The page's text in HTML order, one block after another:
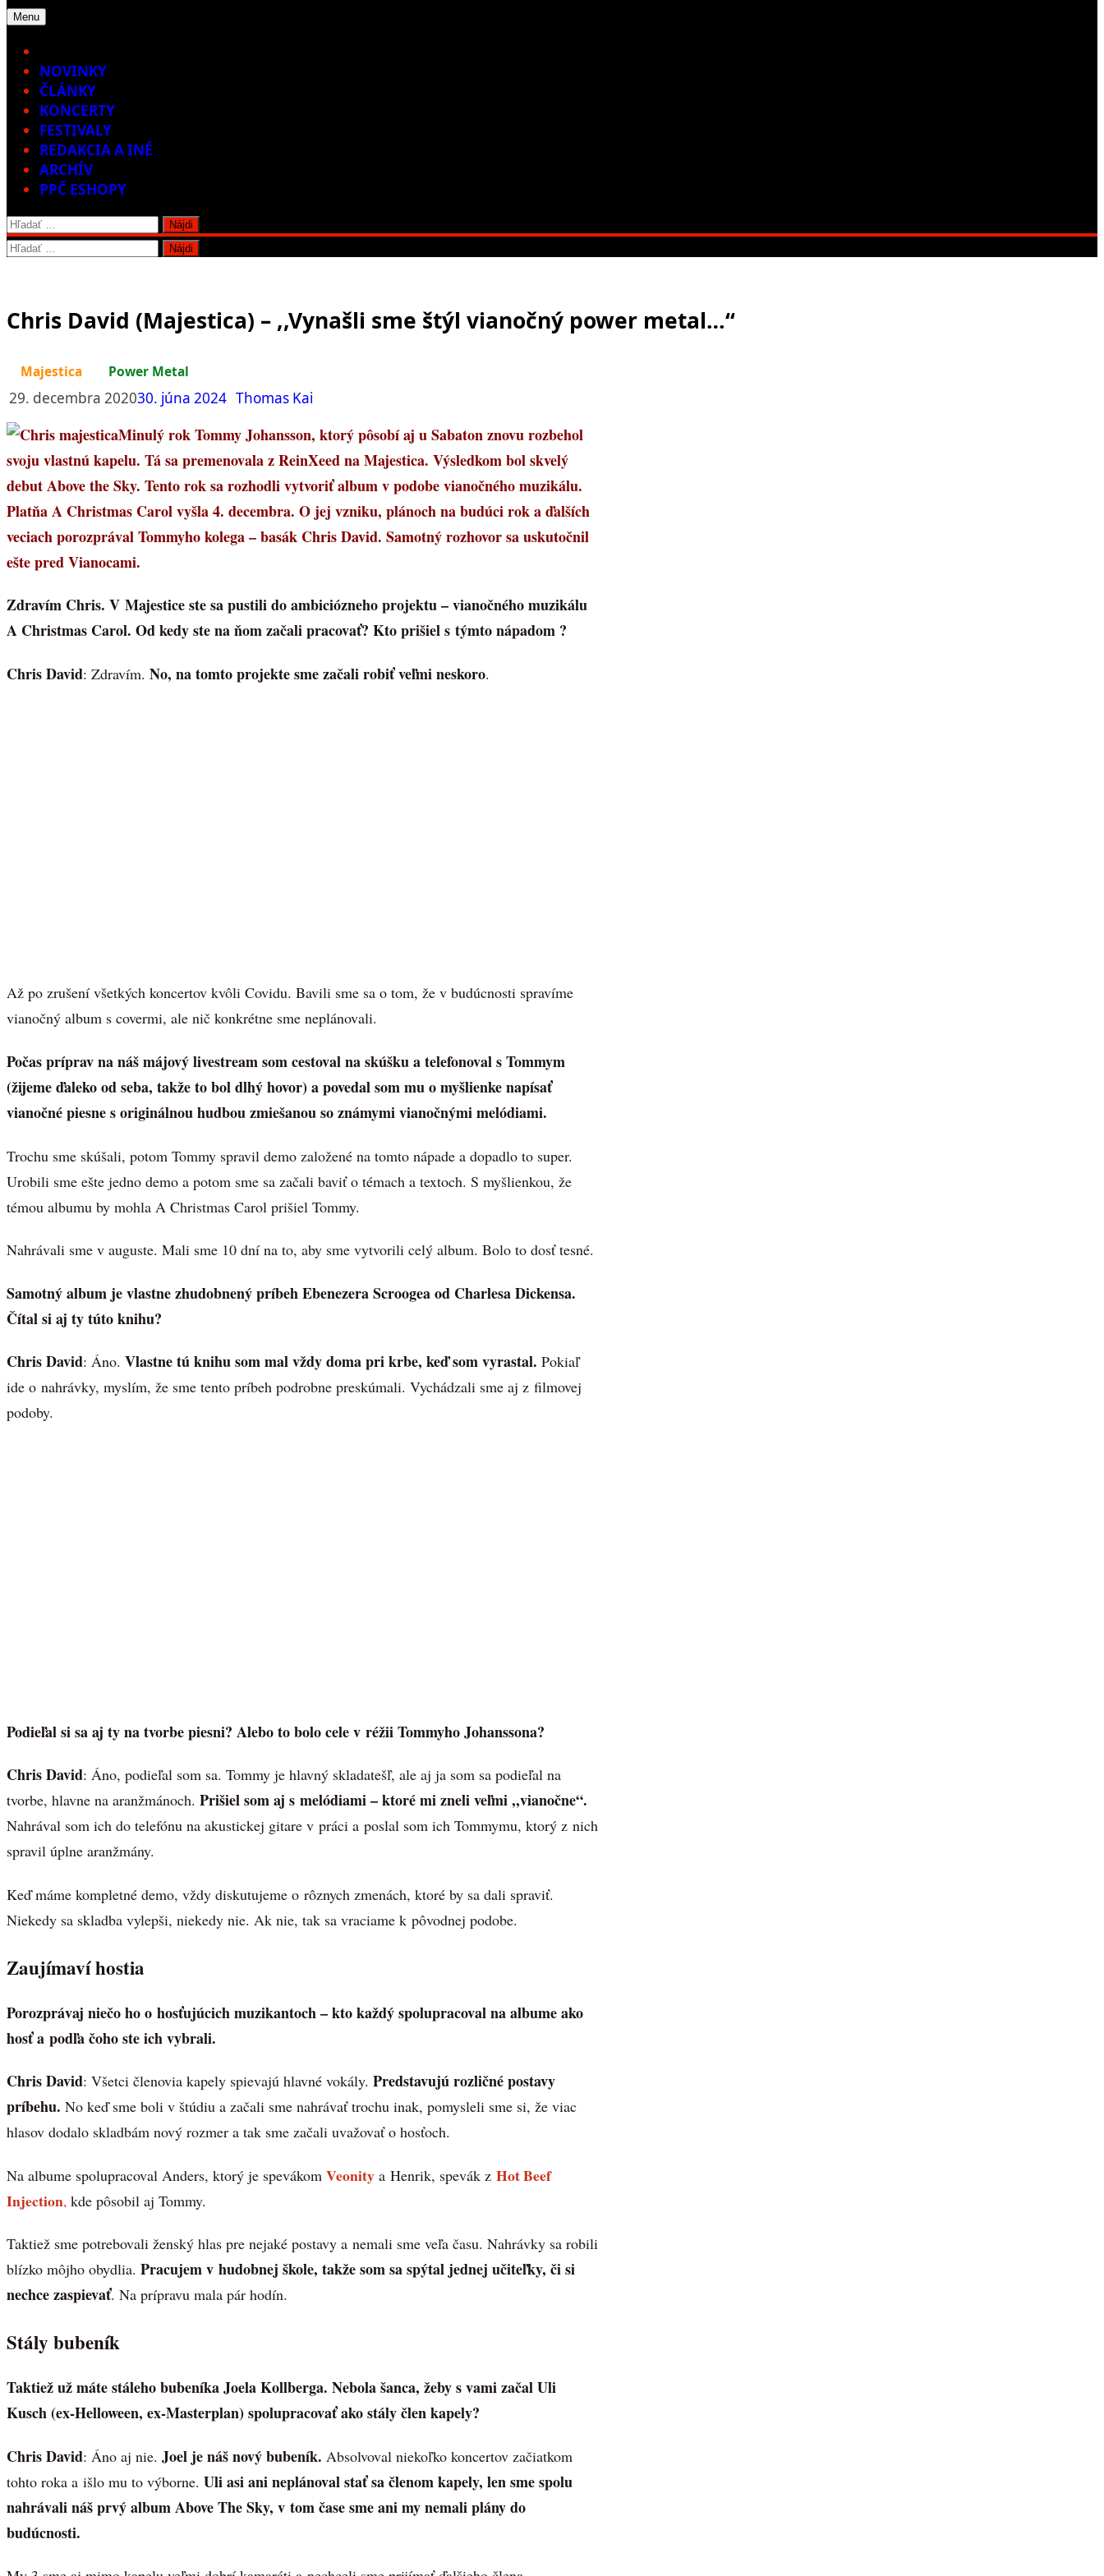
Menu
NOVINKY
ČLÁNKY
KONCERTY
FESTIVALY
REDAKCIA A INÉ
ARCHÍV
PPČ ESHOPY
Hľadať:
Hľadať:
Chris David (Majestica) – ,,Vynašli sme štýl vianočný power metal…“
Majestica Power Metal
29. decembra 202030. júna 2024 Thomas Kai
Minulý rok Tommy Johansson, ktorý pôsobí aj u Sabaton znovu rozbehol
svoju vlastnú kapelu. Tá sa premenovala z ReinXeed na Majestica. Výsledkom bol skvelý
debut Above the Sky. Tento rok sa rozhodli vytvoriť album v podobe vianočného muzikálu.
Platňa A Christmas Carol vyšla 4. decembra. O jej vzniku, plánoch na budúci rok a ďalších
veciach porozprával Tommyho kolega – basák Chris David. Samotný rozhovor sa uskutočnil
ešte pred Vianocami.
Zdravím Chris. V Majestice ste sa pustili do ambiciózneho projektu – vianočného muzikálu
A Christmas Carol. Od kedy ste na ňom začali pracovať? Kto prišiel s týmto nápadom ?
Chris David: Zdravím. No, na tomto projekte sme začali robiť veľmi neskoro.
Až po zrušení všetkých koncertov kvôli Covidu. Bavili sme sa o tom, že v budúcnosti spravíme
vianočný album s covermi, ale nič konkrétne sme neplánovali.
Počas príprav na náš májový livestream som cestoval na skúšku a telefonoval s Tommym
(žijeme ďaleko od seba, takže to bol dlhý hovor) a povedal som mu o myšlienke napísať
vianočné piesne s originálnou hudbou zmiešanou so známymi vianočnými melódiami.
Trochu sme skúšali, potom Tommy spravil demo založené na tomto nápade a dopadlo to super.
Urobili sme ešte jedno demo a potom sme sa začali baviť o témach a textoch. S myšlienkou, že
témou albumu by mohla A Christmas Carol prišiel Tommy.
Nahrávali sme v auguste. Mali sme 10 dní na to, aby sme vytvorili celý album. Bolo to dosť tesné.
Samotný album je vlastne zhudobnený príbeh Ebenezera Scroogea od Charlesa Dickensa.
Čítal si aj ty túto knihu?
Chris David: Áno. Vlastne tú knihu som mal vždy doma pri krbe, keď som vyrastal. Pokiaľ
ide o nahrávky, myslím, že sme tento príbeh podrobne preskúmali. Vychádzali sme aj z filmovej
podoby.
Podieľal si sa aj ty na tvorbe piesni? Alebo to bolo cele v réžii Tommyho Johanssona?
Chris David: Áno, podieľal som sa. Tommy je hlavný skladatešľ, ale aj ja som sa podieľal na
tvorbe, hlavne na aranžmánoch. Prišiel som aj s melódiami – ktoré mi zneli veľmi ,,vianočne“.
Nahrával som ich do telefónu na akustickej gitare v práci a poslal som ich Tommymu, ktorý z nich
spravil úplne aranžmány.
Keď máme kompletné demo, vždy diskutujeme o rôznych zmenách, ktoré by sa dali spraviť.
Niekedy sa skladba vylepši, niekedy nie. Ak nie, tak sa vraciame k pôvodnej podobe.
Zaujímaví hostia
Porozprávaj niečo ho o hosťujúcich muzikantoch – kto každý spolupracoval na albume ako
hosť a podľa čoho ste ich vybrali.
Chris David: Všetci členovia kapely spievajú hlavné vokály. Predstavujú rozličné postavy
príbehu. No keď sme boli v štúdiu a začali sme nahrávať trochu inak, pomysleli sme si, že viac
hlasov dodalo skladbám nový rozmer a tak sme začali uvažovať o hosťoch.
Na albume spolupracoval Anders, ktorý je spevákom Veonity a Henrik, spevák z Hot Beef
Injection, kde pôsobil aj Tommy.
Taktiež sme potrebovali ženský hlas pre nejaké postavy a nemali sme veľa času. Nahrávky sa robili
blízko môjho obydlia. Pracujem v hudobnej škole, takže som sa spýtal jednej učiteľky, či si
nechce zaspievať. Na prípravu mala pár hodín.
Stály bubeník
Taktiež už máte stáleho bubeníka Joela Kollberga. Nebola šanca, žeby s vami začal Uli
Kusch (ex-Helloween, ex-Masterplan) spolupracovať ako stály člen kapely?
Chris David: Áno aj nie. Joel je náš nový bubeník. Absolvoval niekoľko koncertov začiatkom
tohto roka a išlo mu to výborne. Uli asi ani neplánoval stať sa členom kapely, len sme spolu
nahrávali náš prvý album Above The Sky, v tom čase sme ani my nemali plány do
budúcnosti.